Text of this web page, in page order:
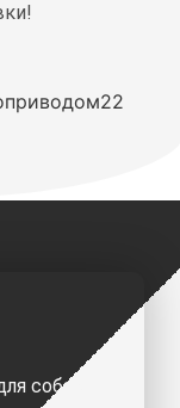
собак